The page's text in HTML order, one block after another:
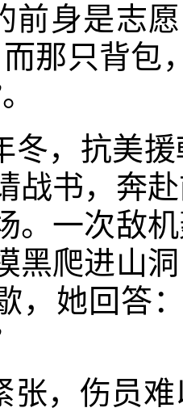
前身是志
那只背包
冬，抗美
战书，奔
。一次敌
黑爬进山
，她回答
张，伤员